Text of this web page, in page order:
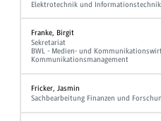
Elektrotechnik und
Franke, Birgit
Sekretariat
BWL - Medien- und
Kommunikationsmanagement
Fricker, Jasmin
Sachbearbeitung Finanzen und